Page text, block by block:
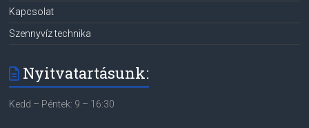
Kapcsolat
Szennyvíz technika
Nyitvatartásunk:
Kedd – Péntek: 9 – 16:30